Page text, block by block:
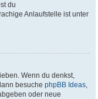
du
Anlaufstelle ist unter
Wenn du denkst,
besuchephpBB Ideas,
oder neue